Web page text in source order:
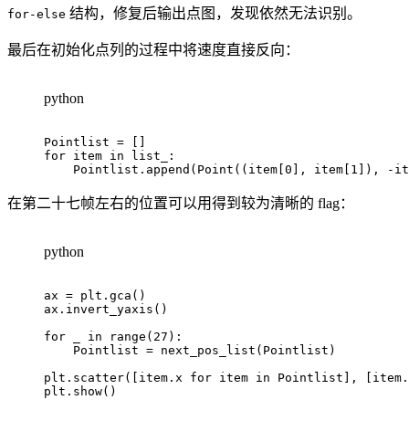
for-else 结构，修复后输出点图，发现依然无法识别。
最后在初始化点列的过程中将速度直接反向：
python
Pointlist =
for item in list_
:
    Pointlist
. append ( Point ( ( item 0 , item 1 ) , -
在第二十七帧左右的位置可以用得到较为清晰的 flag：
python
ax = plt . gca ( )
ax . invert_yaxis ( )
for
in range ( 27 ) :
    Pointlist
= next_pos_list ( Pointlist )
plt . scatter( item . x for item in Pointlist , item .
plt . show( )